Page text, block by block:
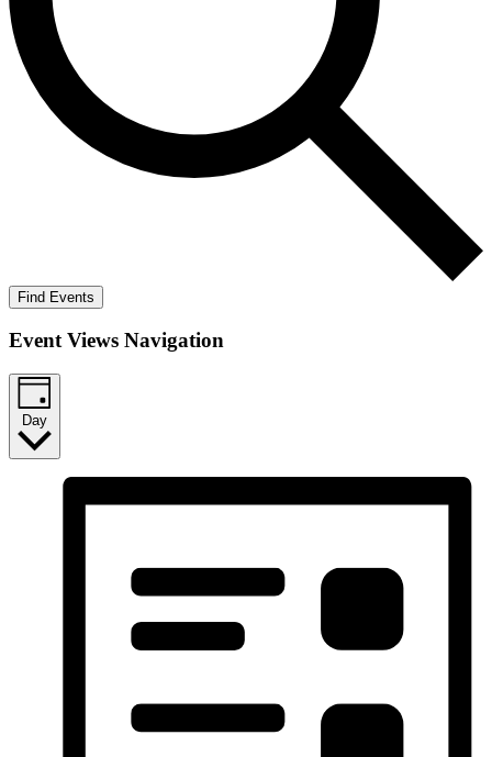
Find Events
Event Views Navigation
Day